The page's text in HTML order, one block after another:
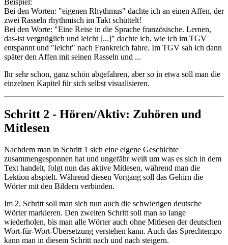
Bei den Worten: "eigenen Rhythmus" dachte ich an einen Affen, der
zwei Rasseln rhythmisch im Takt schüttelt!
Bei den Worte: "Eine Reise in die Sprache französische. Lernen,
das-ist vergnüglich und leicht [...]" dachte ich, wie ich im TGV
entspannt und "leicht" nach Frankreich fahre. Im TGV sah ich dann
später den Affen mit seinen Rasseln und ...
Ihr sehr schon, ganz schön abgefahren, aber so in etwa soll man die
einzelnen Kapitel für sich selbst visualisieren.
Schritt 2 - Hören/Aktiv: Zuhören und
Mitlesen
Nachdem man in Schritt 1 sich eine eigene Geschichte
zusammengesponnen hat und ungefähr weiß um was es sich in dem
Text handelt, folgt nun das aktive Mitlesen, während man die
Lektion abspielt. Während diesen Vorgang soll das Gehirn die
Wörter mit den Bildern verbinden.
Im 2. Schritt soll man sich nun auch die schwierigen deutsche
Wörter markieren. Den zweiten Schritt soll man so lange
wiederholen, bis man alle Wörter auch ohne Mitlesen der deutschen
Wort-für-Wort-Übersetzung verstehen kann. Auch das Sprechtempo
kann man in diesem Schritt nach und nach steigern.